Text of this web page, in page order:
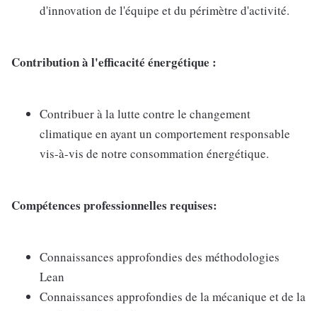
d'innovation de l'équipe et du périmètre d'activité.
Contribution à l'efficacité énergétique :
Contribuer à la lutte contre le changement
climatique en ayant un comportement responsable
vis-à-vis de notre consommation énergétique.
Compétences professionnelles requises:
Connaissances approfondies des méthodologies
Lean
Connaissances approfondies de la mécanique et de la